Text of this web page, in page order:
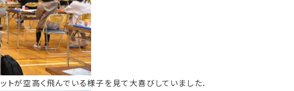
が空高く飛んでいる様子を見て大喜びしていました．